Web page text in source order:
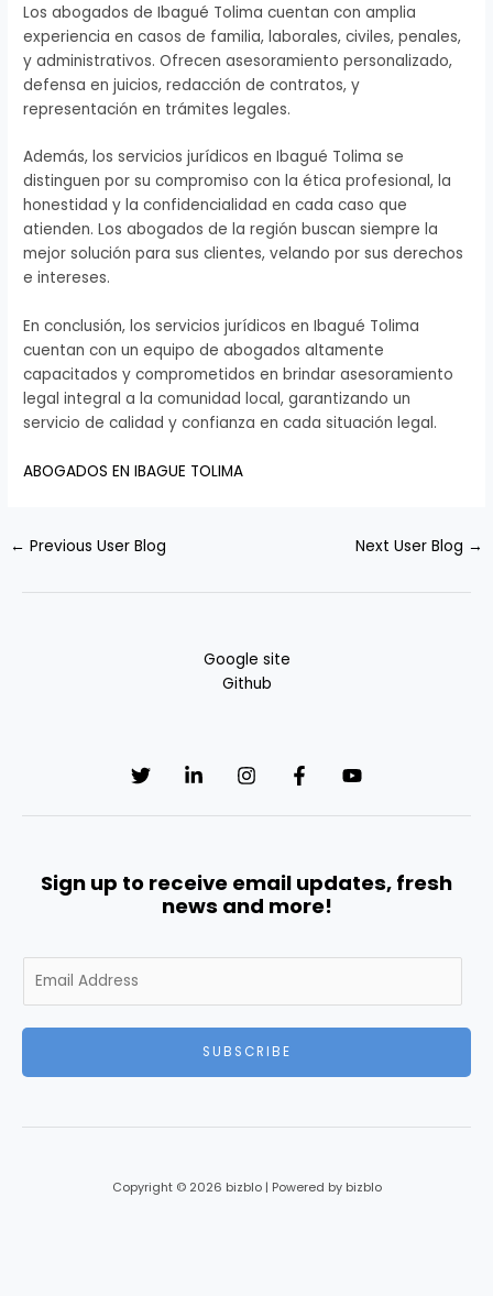
Los abogados de Ibagué Tolima cuentan con amplia
experiencia en casos de familia, laborales, civiles, penales,
y administrativos. Ofrecen asesoramiento personalizado,
defensa en juicios, redacción de contratos, y
representación en trámites legales.
Además, los servicios jurídicos en Ibagué Tolima se
distinguen por su compromiso con la ética profesional, la
honestidad y la confidencialidad en cada caso que
atienden. Los abogados de la región buscan siempre la
mejor solución para sus clientes, velando por sus derechos
e intereses.
En conclusión, los servicios jurídicos en Ibagué Tolima
cuentan con un equipo de abogados altamente
capacitados y comprometidos en brindar asesoramiento
legal integral a la comunidad local, garantizando un
servicio de calidad y confianza en cada situación legal.
ABOGADOS EN IBAGUE TOLIMA
← Previous User Blog Next User Blog →
Google site
Github
Sign up to receive email updates, fresh
news and more!
m
SUBSCRIBE
Copyright © 2026 bizblo | Powered by bizblo